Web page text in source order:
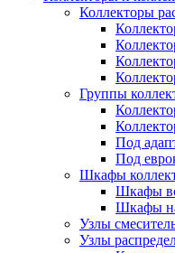
Коллекторы
Группы
Под
Под
Шкафы
Шкафы
Шкафы
Узлы
Узлы